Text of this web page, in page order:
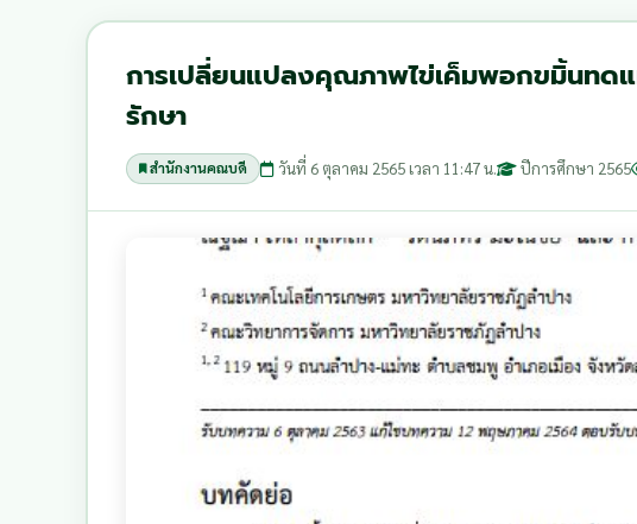
การเปลี่ยนแปลงคุณภาพไข่เค็มพอกขมิ้นทด
รักษา
สำนักงานคณบดี วันที่ 6 ตุลาคม 2565 เวลา 11:47 น. ปีการศึกษา 2565